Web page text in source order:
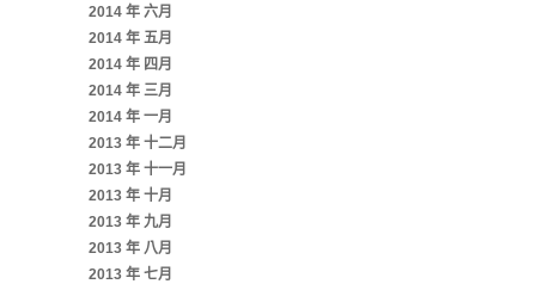
2014 年 六月
2014 年 五月
2014 年 四月
2014 年 三月
2014 年 一月
2013 年 十二月
2013 年 十一月
2013 年 十月
2013 年 九月
2013 年 八月
2013 年 七月